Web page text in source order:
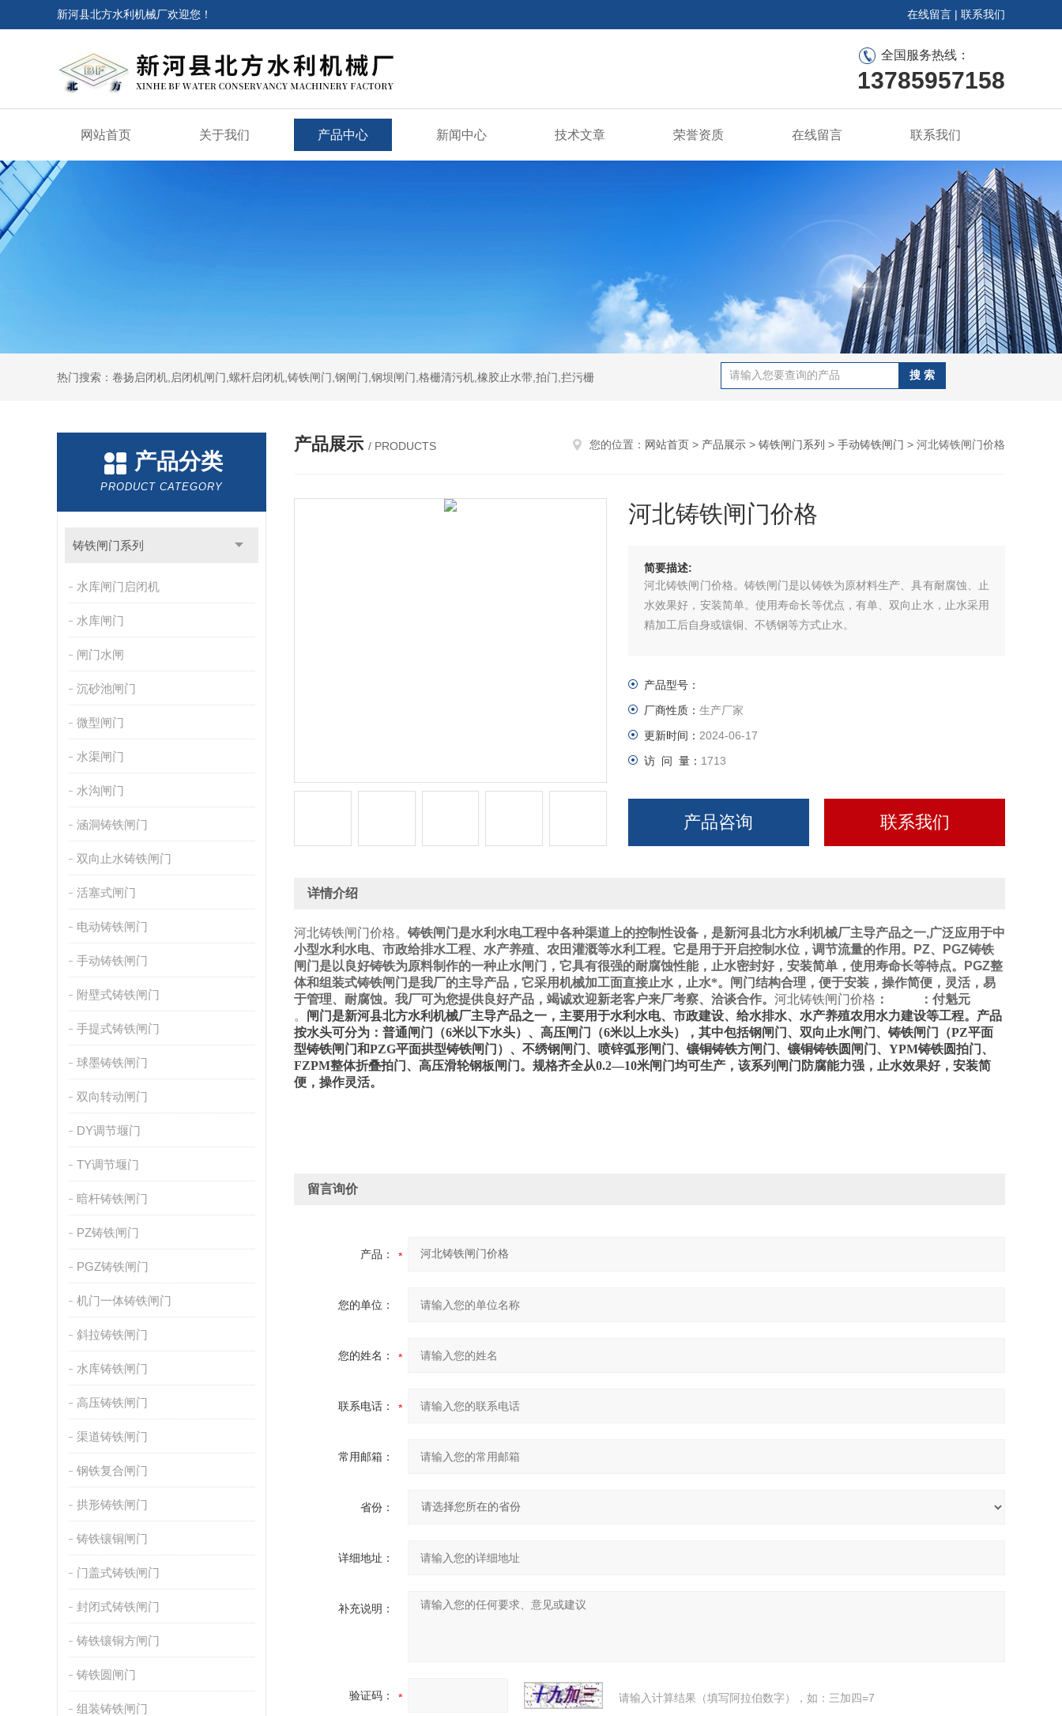
新河县北方水利机械厂欢迎您！ 在线留言 | 联系我们
全国服务热线：
13785957158
网站首页 关于我们 产品中心 新闻中心 技术文章 荣誉资质 在线留言 联系我们
热门搜索：卷扬启闭机,启闭机闸门,螺杆启闭机,铸铁闸门,钢闸门,钢坝闸门,格栅清污机,橡胶止水带,拍门,拦污栅
产品分类
PRODUCT CATEGORY
铸铁闸门系列
水库闸门启闭机
水库闸门
闸门水闸
沉砂池闸门
微型闸门
水渠闸门
水沟闸门
涵洞铸铁闸门
双向止水铸铁闸门
活塞式闸门
电动铸铁闸门
手动铸铁闸门
附壁式铸铁闸门
手提式铸铁闸门
球墨铸铁闸门
双向转动闸门
DY调节堰门
TY调节堰门
暗杆铸铁闸门
PZ铸铁闸门
PGZ铸铁闸门
机门一体铸铁闸门
斜拉铸铁闸门
水库铸铁闸门
高压铸铁闸门
渠道铸铁闸门
钢铁复合闸门
拱形铸铁闸门
铸铁镶铜闸门
门盖式铸铁闸门
封闭式铸铁闸门
铸铁镶铜方闸门
铸铁圆闸门
组装铸铁闸门
产品展示 / PRODUCTS 您的位置： 网站首页 > 产品展示 > 铸铁闸门系列 > 手动铸铁闸门 > 河北铸铁闸门价格
河北铸铁闸门价格
简要描述:
河北铸铁闸门价格。铸铁闸门是以铸铁为原材料生产、具有耐腐蚀、止
水效果好，安装简单。使用寿命长等优点，有单、双向止水，止水采用
精加工后自身或镶铜、不锈钢等方式止水。
产品型号：
厂商性质： 生产厂家
更新时间： 2024-06-17
访 问 量： 1713
产品咨询 联系我们
详情介绍
河北铸铁闸门价格。 铸铁闸门是水利水电工程中各种渠道上的控制性设备，是新河县北方水利机械厂主导产品之一,广泛应用于中
小型水利水电、市政给排水工程、水产养殖、农田灌溉等水利工程。它是用于开启控制水位，调节流量的作用。
PZ、 PGZ铸铁
闸门是以良好铸铁为原料制作的一种止水闸门，它具有很强的耐腐蚀性能，止水密封好，安装简单，使用寿命长等特点。
PGZ整
体和组装式铸铁闸门是我厂的主导产品，它采用机械加工面直接止水，止水*。闸门结构合理，便于安装，操作简便，灵活，易
于管理、耐腐蚀。我厂可为您提供良好产品，竭诚欢迎新老客户来厂考察、洽谈合作。 河北铸铁闸门价格 ：
：付魁元
。 闸门是新河县北方水利机械厂主导产品之一，主要用于水利水电、市政建设、给水排水、水产养殖农用水力建设等工程。产品
按水头可分为：普通闸门（6米以下水头）、高压闸门（6米以上水头），其中包括钢闸门、双向止水闸门、铸铁闸门（PZ平面
型铸铁闸门和PZG平面拱型铸铁闸门）、不绣钢闸门、喷锌弧形闸门、镶铜铸铁方闸门、镶铜铸铁圆闸门、 YPM铸铁圆拍门、
FZPM整体折叠拍门、高压滑轮钢板闸门。 规格齐全从0.2—10米闸门均可生产，该系列闸门防腐能力强，止水效果好，安装简
便，操作灵活。
留言询价
产品：
您的单位：
您的姓名：
联系电话：
常用邮箱：
省份：
详细地址：
补充说明：
验证码： 请输入计算结果（填写阿拉伯数字），如：三加四=7